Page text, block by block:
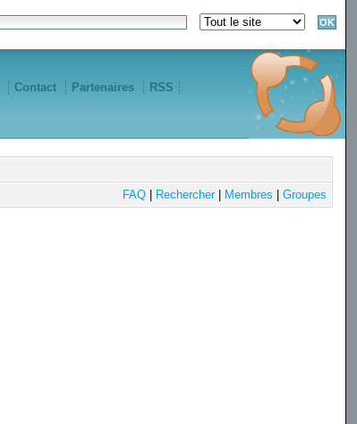
Contact Partenaires RSS
FAQ| Rechercher| Membres Groupes